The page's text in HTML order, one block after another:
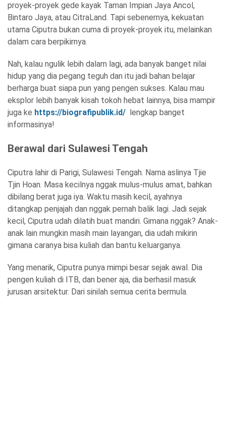
proyek-proyek gede kayak Taman Impian Jaya Ancol,
Bintaro Jaya, atau CitraLand. Tapi sebenernya, kekuatan
utama Ciputra bukan cuma di proyek-proyek itu, melainkan
dalam cara berpikirnya.
Nah, kalau ngulik lebih dalam lagi, ada banyak banget nilai
hidup yang dia pegang teguh dan itu jadi bahan belajar
berharga buat siapa pun yang pengen sukses. Kalau mau
eksplor lebih banyak kisah tokoh hebat lainnya, bisa mampir
juga ke https://biografipublik.id/ lengkap banget
informasinya!
Berawal dari Sulawesi Tengah
Ciputra lahir di Parigi, Sulawesi Tengah. Nama aslinya Tjie
Tjin Hoan. Masa kecilnya nggak mulus-mulus amat, bahkan
dibilang berat juga iya. Waktu masih kecil, ayahnya
ditangkap penjajah dan nggak pernah balik lagi. Jadi sejak
kecil, Ciputra udah dilatih buat mandiri. Gimana nggak? Anak-
anak lain mungkin masih main layangan, dia udah mikirin
gimana caranya bisa kuliah dan bantu keluarganya.
Yang menarik, Ciputra punya mimpi besar sejak awal. Dia
pengen kuliah di ITB, dan bener aja, dia berhasil masuk
jurusan arsitektur. Dari sinilah semua cerita bermula.